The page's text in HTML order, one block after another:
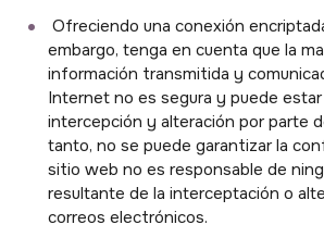
Ofreciendo una conexión
embargo, tenga en cuenta que la
información transmitida y
Internet no es segura y puede
intercepción y alteración por parte
tanto, no se puede garantizar la
sitio web no es responsable de
resultante de la interceptación o
correos electrónicos.